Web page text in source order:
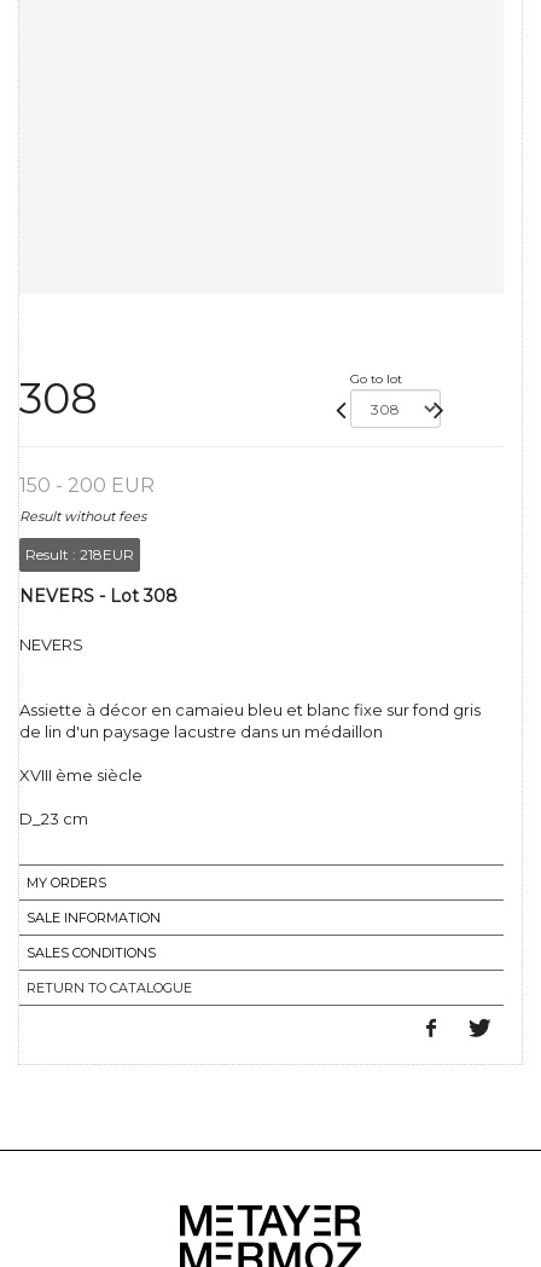
308 Go to lot
150 - 200 EUR
Result without fees
Result : 218EUR
NEVERS - Lot 308
NEVERS
Assiette à décor en camaieu bleu et blanc fixe sur fond gris
de lin d'un paysage lacustre dans un médaillon
XVIII ème siècle
D_23 cm
MY ORDERS
SALE INFORMATION
SALES CONDITIONS
RETURN TO CATALOGUE